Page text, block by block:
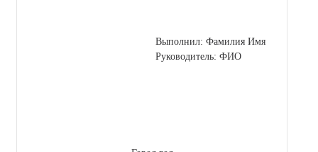
Выполнил: Фамилия Имя
Руководитель: ФИО